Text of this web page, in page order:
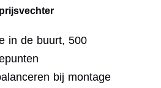
in de buurt, 500
bij montage